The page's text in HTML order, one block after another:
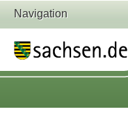
Navigation